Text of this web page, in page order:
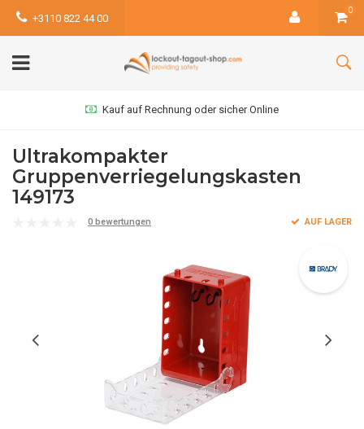
+3110 822 44 00
0
Kauf auf Rechnung oder sicher Online
Ultrakompakter
Gruppenverriegelungskasten
149173
0 bewertungen AUF LAGER